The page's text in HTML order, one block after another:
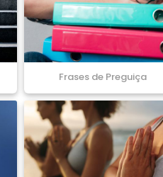
Frases de Preguiça